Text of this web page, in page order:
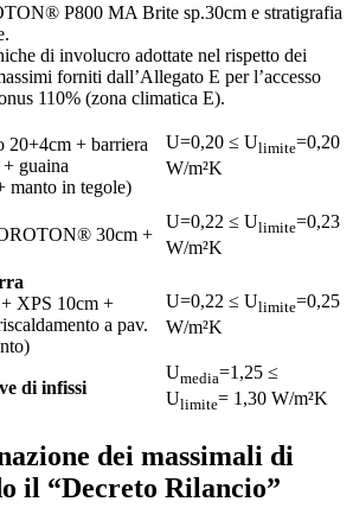
P800 MA Brite sp.30cm e stratigrafia
di involucro adottate nel rispetto dei
forniti dall’Allegato E per l’accesso
110% (zona climatica E).
20+4cm + barriera
guaina
manto in tegole)
U=0,20 ≤ Ulimite=0,20
W/m²K
30cm +
U=0,22 ≤ Ulimite=0,23
W/m²K
XPS 10cm +
a pav.
U=0,22 ≤ Ulimite=0,25
W/m²K
di infissi
Umedia=1,25 ≤
Ulimite= 1,30 W/m²K
dei massimali di
il “Decreto Rilancio”